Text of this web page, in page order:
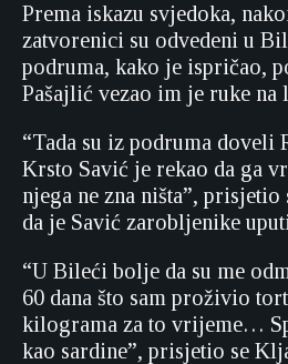
Prema iskazu svjedoka,
zatvorenici su odvedeni u
podruma, kako je ispričao,
Pašajlić vezao im je ruke na
“Tada su iz podruma doveli
Krsto Savić je rekao da ga
njega ne zna ništa”, prisjetio
da je Savić zarobljenike
“U Bileći bolje da su me
60 dana što sam proživio
kilograma za to vrijeme…
kao sardine”, prisjetio se